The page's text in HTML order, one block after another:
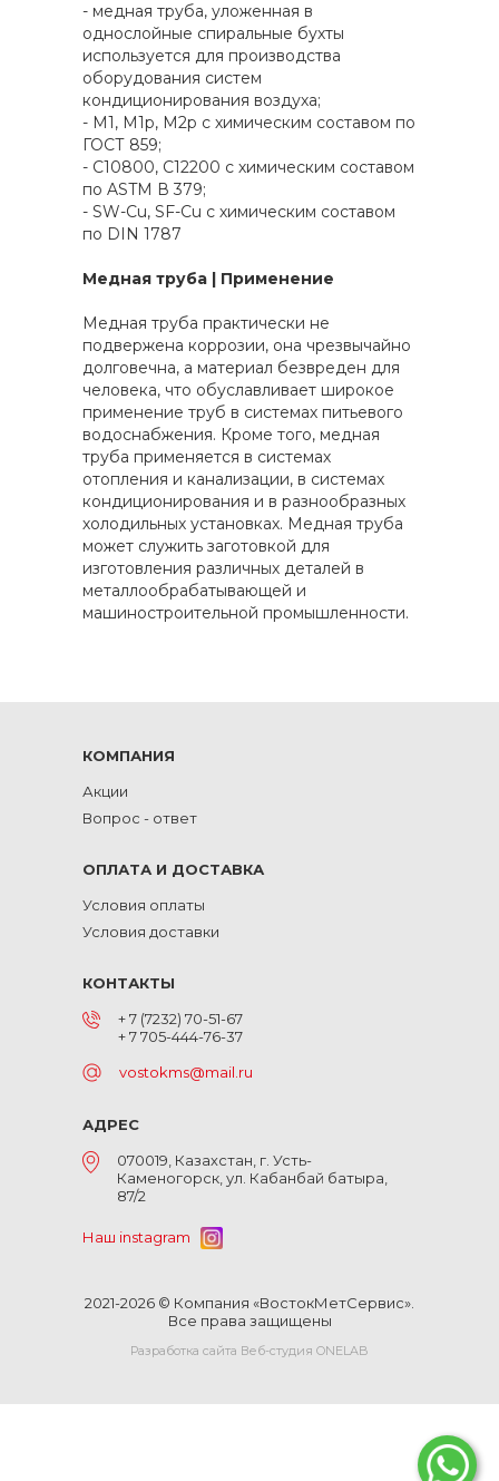
- медная труба, уложенная в
однослойные спиральные бухты
используется для производства
оборудования систем
кондиционирования воздуха;
- М1, М1р, М2р с химическим составом по
ГОСТ 859;
- С10800, С12200 с химическим составом
по ASTM В 379;
- SW-Cu, SF-Cu с химическим составом
по DIN 1787
Медная труба | Применение
Медная труба практически не
подвержена коррозии, она чрезвычайно
долговечна, а материал безвреден для
человека, что обуславливает широкое
применение труб в системах питьевого
водоснабжения. Кроме того, медная
труба применяется в системах
отопления и канализации, в системах
кондиционирования и в разнообразных
холодильных установках. Медная труба
может служить заготовкой для
изготовления различных деталей в
металлообрабатывающей и
машиностроительной промышленности.
КОМПАНИЯ
Акции
Вопрос - ответ
ОПЛАТА И ДОСТАВКА
Условия оплаты
Условия доставки
КОНТАКТЫ
+ 7 (7232) 70-51-67
+ 7 705-444-76-37
vostokms@mail.ru
АДРЕС
070019, Казахстан, г. Усть-
Каменогорск, ул. Кабанбай батыра,
87/2
Наш instagram
2021-2026 © Компания «ВостокМетСервис».
Все права защищены
Разработка сайта Веб-студия ONELAB